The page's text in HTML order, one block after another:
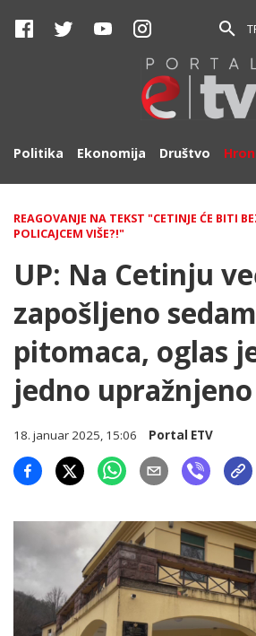
Politika Ekonomija Društvo
REAGOVANJE NA TEKST "CETINJE ĆE BITI
POLICAJCEM VIŠE?!"
UP: Na Cetinju
zapošljeno sedam
pitomaca, oglas
jedno
18. januar 2025, 15:06 Portal ETV